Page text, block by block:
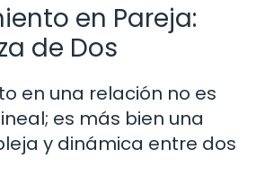
en Pareja:
de Dos
en una relación no es
es más bien una
y dinámica entre dos